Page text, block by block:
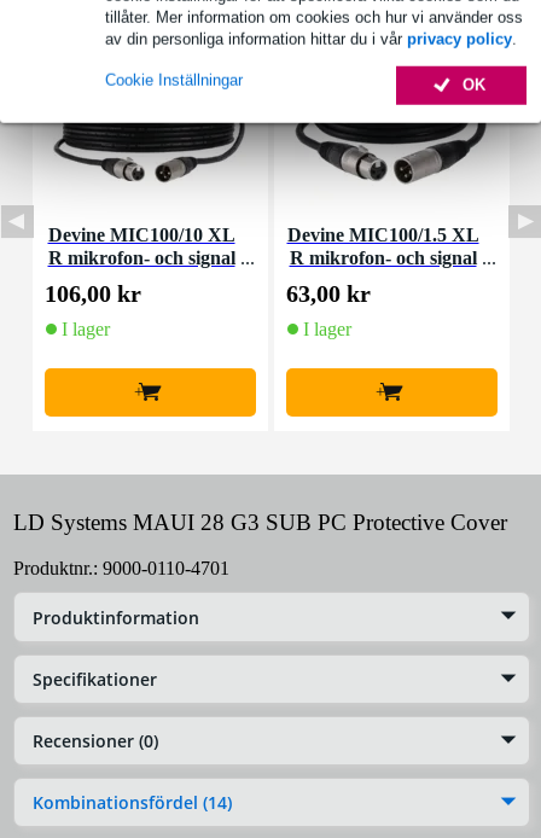
tillåter. Mer information om cookies och hur vi använder oss
av din personliga information hittar du i vår privacy policy.
OK
Cookie Inställningar
Devine MIC100/10 XL
R mikrofon- och signal
kabel 10 meter
106,00 kr
I lager
+
Devine MIC100/1.5 XL
R mikrofon- och signal
kabel 1,5 meter
63,00 kr
I lager
+
LD Systems MAUI 28 G3 SUB PC Protective Cover
Produktnr.: 9000-0110-4701
Produktinformation
Specifikationer
Recensioner (0)
Kombinationsfördel (14)